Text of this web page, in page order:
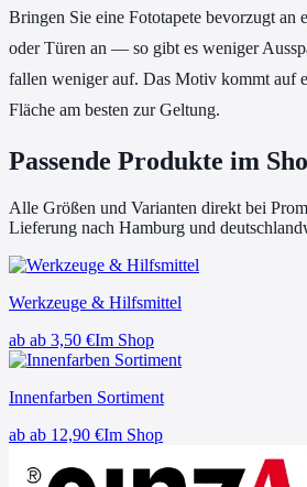
Bringen Sie eine Fototapete bevorzugt an
oder Türen an — so gibt es weniger
fallen weniger auf. Das Motiv kommt auf
Fläche am besten zur Geltung.
Passende Produkte im
Alle Größen und Varianten direkt bei
Lieferung nach Hamburg und
Werkzeuge & Hilfsmittel
ab ab 3,50 €Im Shop
Innenfarben Sortiment
ab ab 12,90 €Im Shop